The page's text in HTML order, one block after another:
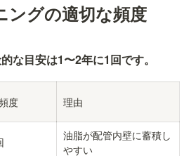
ングの適切な頻度
な目安は1〜2年に1回です。
度 理由
油脂が配管内壁に蓄積し
やすい